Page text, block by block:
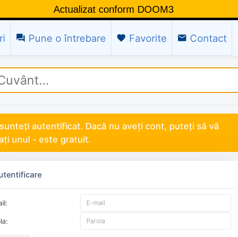
Actualizat conform DOOM3
question_answer Pune o întrebare favorite Favorite email Contact
autentificat. Dacă nu aveți cont, puteți să vă
unul - este gratuit.